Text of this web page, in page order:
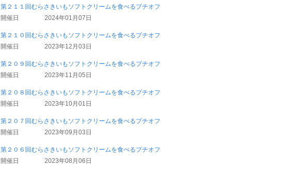
第２１１回むらさきいもソフトクリームを食べるプチオフ
開催日
2024年01月07日
第２１０回むらさきいもソフトクリームを食べるプチオフ
開催日
2023年12月03日
第２０９回むらさきいもソフトクリームを食べるプチオフ
開催日
2023年11月05日
第２０８回むらさきいもソフトクリームを食べるプチオフ
開催日
2023年10月01日
第２０７回むらさきいもソフトクリームを食べるプチオフ
開催日
2023年09月03日
第２０６回むらさきいもソフトクリームを食べるプチオフ
開催日
2023年08月06日